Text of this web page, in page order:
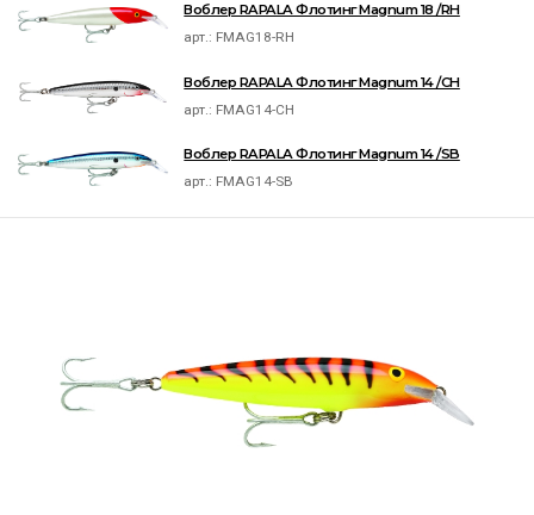
Воблер RAPALA Флотинг Magnum 18 /RH
арт.: FMAG18-RH
Воблер RAPALA Флотинг Magnum 14 /CH
арт.: FMAG14-CH
Воблер RAPALA Флотинг Magnum 14 /SB
арт.: FMAG14-SB